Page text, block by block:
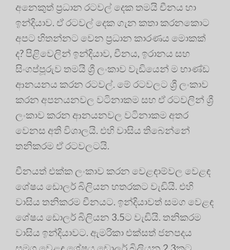
අනෙකුත් ප්‍රධාන රටවල් දෙක තමයි චීනය හා
ඉන්දියාව. ඒ රටවල් දෙක ගැන කතා කරනකොට
අපට හිතන්නට වෙන ප්‍රධාන කාරණය මොකක්
ද? පිළිවෙලින් ඉන්දියාව, චීනය, ඉරානය සහ
සිංගප්පූරුව තමයි ශ්‍රී ලංකාව වැඩියෙන් ම භාණ්ඩ
ආනයනය කරන රටවල්. මේ රටවලට ශ්‍රී ලංකාව
කරන අපනයනවල වටිනාකම සහ ඒ රටවලින් ශ්‍රී
ලංකාව කරන ආනයනවල වටිනාකම අතර
වෙනස අති විශාලයි. එහි වාසිය තිබෙන්නේ
තනිකරම ඒ රටවලටයි.
චීනයත් එක්ක ලංකාව කරන වෙළඳාම්වල වෙළඳ
ශේෂය ඩොලර් බිලියන හතරකට වැඩියි. එහි
වාසිය තනිකරම චීනයට. ඉන්දියාවත් සමග වෙළඳ
ශේෂය ඩොලර් බිලියන 3.5ට වැඩියි. තනිකරම
වාසිය ඉන්දියාවට. ඇමරිකා එක්සත් ජනපදය
සමග වෙළඳ ශේෂය ඩොලර් බිලියන 2.3කට